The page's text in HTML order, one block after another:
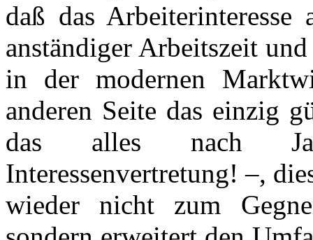
daß das
anständiger Arbeitszeit
in der modernen
anderen Seite das einzig
das alles nach
Interessenvertretung! –,
wieder nicht zum